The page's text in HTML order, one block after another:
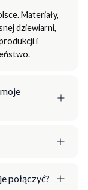
Materiały,
dziewiarni,
i
połączyć?